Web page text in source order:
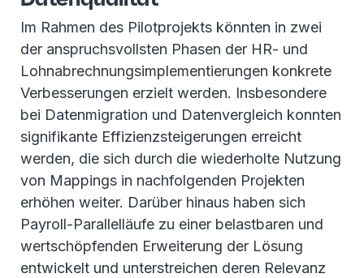
Im Rahmen des Pilotprojekts könnten in zwei
der anspruchsvollsten Phasen der HR- und
Lohnabrechnungsimplementierungen konkrete
Verbesserungen erzielt werden. Insbesondere
bei Datenmigration und Datenvergleich konnten
signifikante Effizienzsteigerungen erreicht
werden, die sich durch die wiederholte Nutzung
von Mappings in nachfolgenden Projekten
erhöhen weiter. Darüber hinaus haben sich
Payroll-Parallelläufe zu einer belastbaren und
wertschöpfenden Erweiterung der Lösung
entwickelt und unterstreichen deren Relevanz